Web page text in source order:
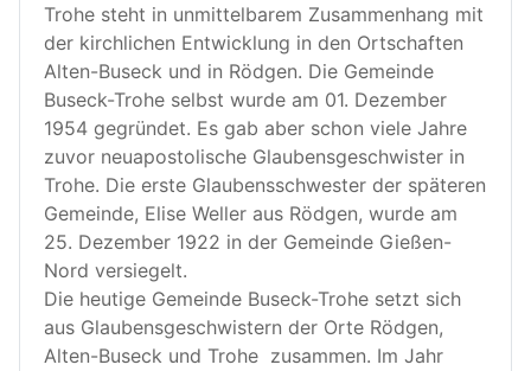
Trohe steht in unmittelbarem Zusammenhang mit
der kirchlichen Entwicklung in den Ortschaften
Alten-Buseck und in Rödgen. Die Gemeinde
Buseck-Trohe selbst wurde am 01. Dezember
1954 gegründet. Es gab aber schon viele Jahre
zuvor neuapostolische Glaubensgeschwister in
Trohe. Die erste Glaubensschwester der späteren
Gemeinde, Elise Weller aus Rödgen, wurde am
25. Dezember 1922 in der Gemeinde Gießen-
Nord versiegelt.
Die heutige Gemeinde Buseck-Trohe setzt sich
aus Glaubensgeschwistern der Orte Rödgen,
Alten-Buseck und Trohe zusammen. Im Jahr